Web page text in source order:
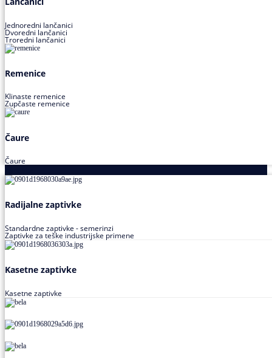
Jednoredni lančanici
Dvoredni lančanici
Troredni lančanici
Remenice
Klinaste remenice
Zupčaste remenice
Čaure
Čaure
Radijalne zaptivke
Standardne zaptivke - semerinzi
Zaptivke za teške industrijske primene
Kasetne zaptivke
Kasetne zaptivke